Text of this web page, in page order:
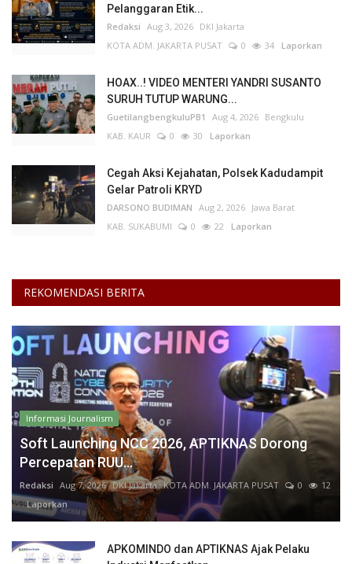
Pelanggaran Etik...
Redaksi Aug 3, 2026 DKI Jakarta
KOTA ADM. JAKARTA PUSAT
0 34 Laporkan
HOAX..! VIDEO MENTERI YANDRI SUSANTO
SURUH TUTUP WARUNG...
GuetilangbengkuluPB1 Aug 4, 2026 Bengkulu
KAB. KAUR
0 30 Laporkan
Cegah Aksi Kejahatan, Polsek Kadudampit
Gelar Patroli KRYD
DARSONO BUDIMAN Aug 2, 2026 Jawa Barat
KAB. SUKABUMI
0 22 Laporkan
REKOMENDASI BERITA
Informasi Journalism
Soft Launching NCC 2026, APTIKNAS Dorong
Percepatan RUU...
Redaksi Aug 7, 2026 DKI Jakarta KOTA ADM. JAKARTA PUSAT 0
12
Laporkan
APKOMINDO dan APTIKNAS Ajak Pelaku